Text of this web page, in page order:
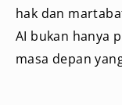
hak dan
AI bukan hanya
masa depan